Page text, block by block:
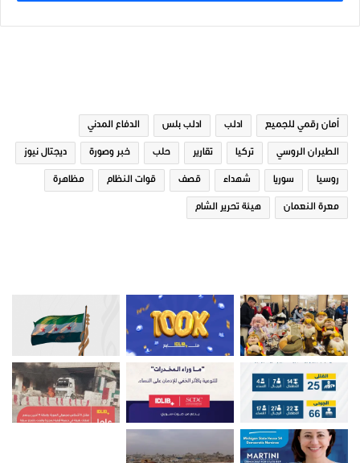
أمان رقمي للجميع ادلب ادلب بلس الدفاع المدني
الطيران الروسي تركيا تقارير حلب خبر وصورة ديجتال نيوز
روسيا سوريا شهداء قصف قوات النظام مظاهرة
معرة النعمان هيئة تحرير الشام